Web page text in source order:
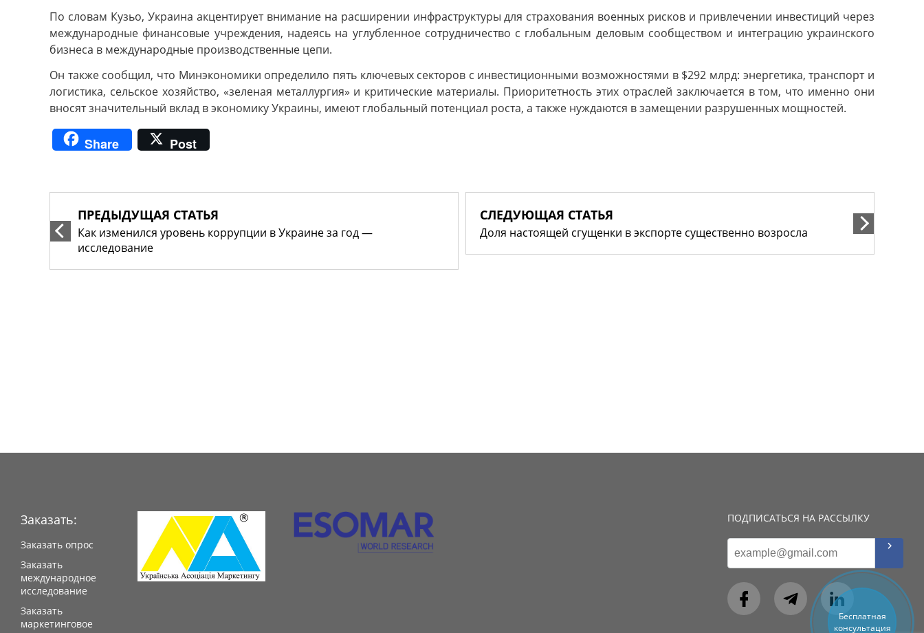
Бесплатная
консультация
По словам Кузьо, Украина акцентирует внимание на расширении инфраструктуры для страхования военных рисков и привлечении инвестиций через
международные финансовые учреждения, надеясь на углубленное сотрудничество с глобальным деловым сообществом и интеграцию украинского
бизнеса в международные производственные цепи.
Он также сообщил, что Минэкономики определило пять ключевых секторов с инвестиционными возможностями в $292 млрд: энергетика, транспорт и
логистика, сельское хозяйство, «зеленая металлургия» и критические материалы. Приоритетность этих отраслей заключается в том, что именно они
вносят значительный вклад в экономику Украины, имеют глобальный потенциал роста, а также нуждаются в замещении разрушенных мощностей.
Share Post
ПРЕДЫДУЩАЯ СТАТЬЯ
Как изменился уровень коррупции в Украине за год —
исследование
СЛЕДУЮЩАЯ СТАТЬЯ
Доля настоящей сгущенки в экспорте существенно возросла
Заказать:
Заказать опрос
Заказать
международное
исследование
Заказать
маркетинговое
ПОДПИСАТЬСЯ НА РАССЫЛКУ